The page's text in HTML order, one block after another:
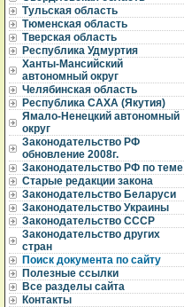
Тульская область
Тюменская область
Тверская область
Республика Удмуртия
Ханты-Мансийский
автономный округ
Челябинская область
Республика САХА (Якутия)
Ямало-Ненецкий автономный
округ
Законодательство РФ
обновление 2008г.
Законодательство РФ по теме
Старые редакции закона
Законодательство Беларуси
Законодательство Украины
Законодательство СССР
Законодательство других
стран
Поиск документа по сайту
Полезные ссылки
Все разделы сайта
Контакты